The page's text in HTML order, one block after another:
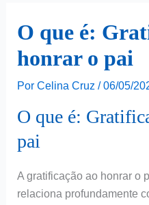
O que é:
honrar o pai
Por Celina Cruz / 06/05/
O que é:
pai
A gratificação ao honrar o
relaciona profundamente